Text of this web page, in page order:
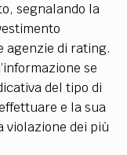
segnalando la
agenzie di rating.
se
del tipo di
e la sua
violazione dei più